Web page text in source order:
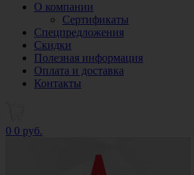
О компании
Сертификаты
Спецпредложения
Скидки
Полезная информация
Оплата и доставка
Контакты
0 0 руб.